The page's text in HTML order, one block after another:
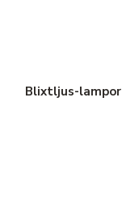
Blixtljus-lampor